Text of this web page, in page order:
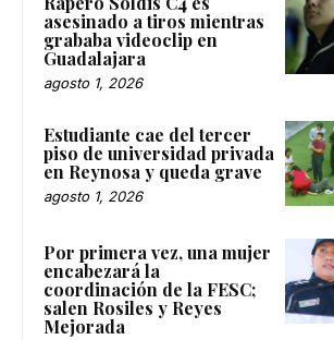
asesinado a tiros mientras
grababa videoclip en
Guadalajara
agosto 1, 2026
Estudiante cae del tercer
piso de universidad privada
en Reynosa y queda grave
agosto 1, 2026
Por primera vez, una mujer
encabezará la
coordinación de la FESC;
salen Rosiles y Reyes
Mejorada